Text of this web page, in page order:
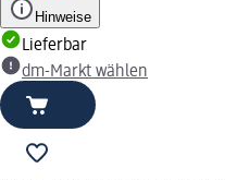
Hinweise
Lieferbar
dm-Markt wählen